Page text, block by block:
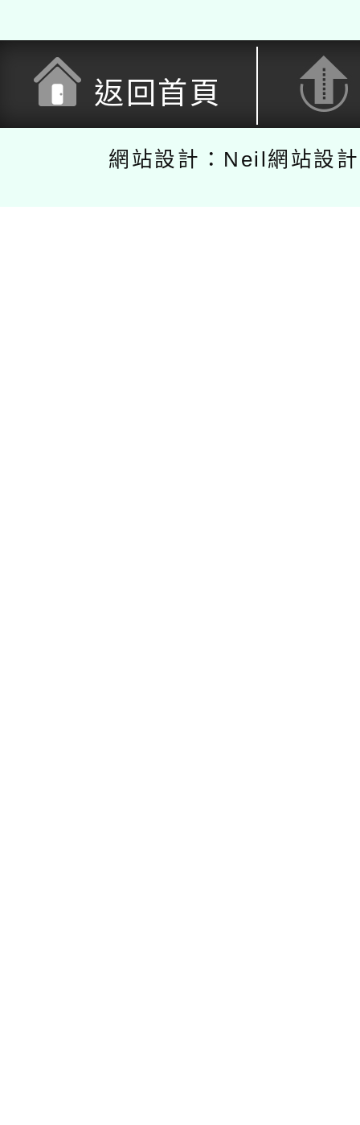
返回首頁
網站設計：Neil網站設